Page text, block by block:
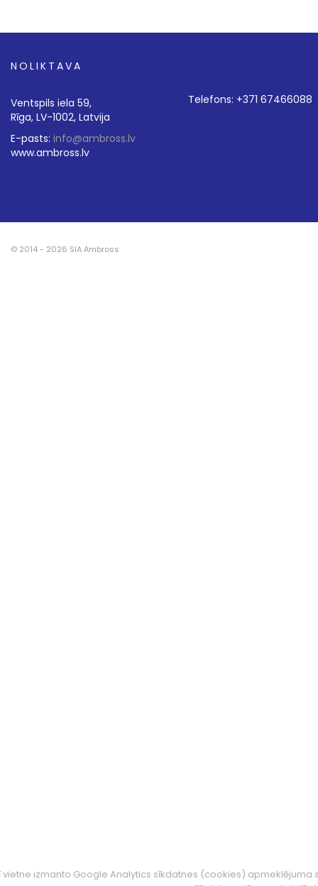
NOLIKTAVA
Ventspils iela 59,
Rīga, LV-1002, Latvija
E-pasts: info@ambross.lv
www.ambross.lv
Telefons: +371 67466088
© 2014 - 2026 SIA Ambross
vietne izmanto Google Analytics sīkdatnes (cookies)